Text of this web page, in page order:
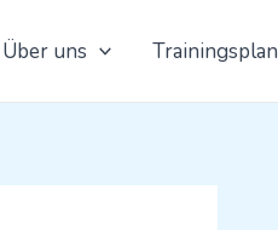
Über uns Trainingsplan